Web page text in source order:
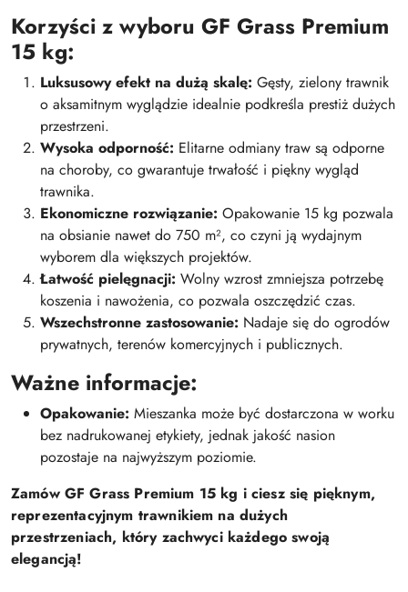
Korzyści z wyboru GF Grass Premium
15 kg:
Luksusowy efekt na dużą skalę: Gęsty, zielony trawnik
o aksamitnym wyglądzie idealnie podkreśla prestiż dużych
przestrzeni.
Wysoka odporność: Elitarne odmiany traw są odporne
na choroby, co gwarantuje trwałość i piękny wygląd
trawnika.
Ekonomiczne rozwiązanie: Opakowanie 15 kg pozwala
na obsianie nawet do 750 m², co czyni ją wydajnym
wyborem dla większych projektów.
Łatwość pielęgnacji: Wolny wzrost zmniejsza potrzebę
koszenia i nawożenia, co pozwala oszczędzić czas.
Wszechstronne zastosowanie: Nadaje się do ogrodów
prywatnych, terenów komercyjnych i publicznych.
Ważne informacje:
Opakowanie: Mieszanka może być dostarczona w worku
bez nadrukowanej etykiety, jednak jakość nasion
pozostaje na najwyższym poziomie.
Zamów GF Grass Premium 15 kg i ciesz się pięknym,
reprezentacyjnym trawnikiem na dużych
przestrzeniach, który zachwyci każdego swoją
elegancją!